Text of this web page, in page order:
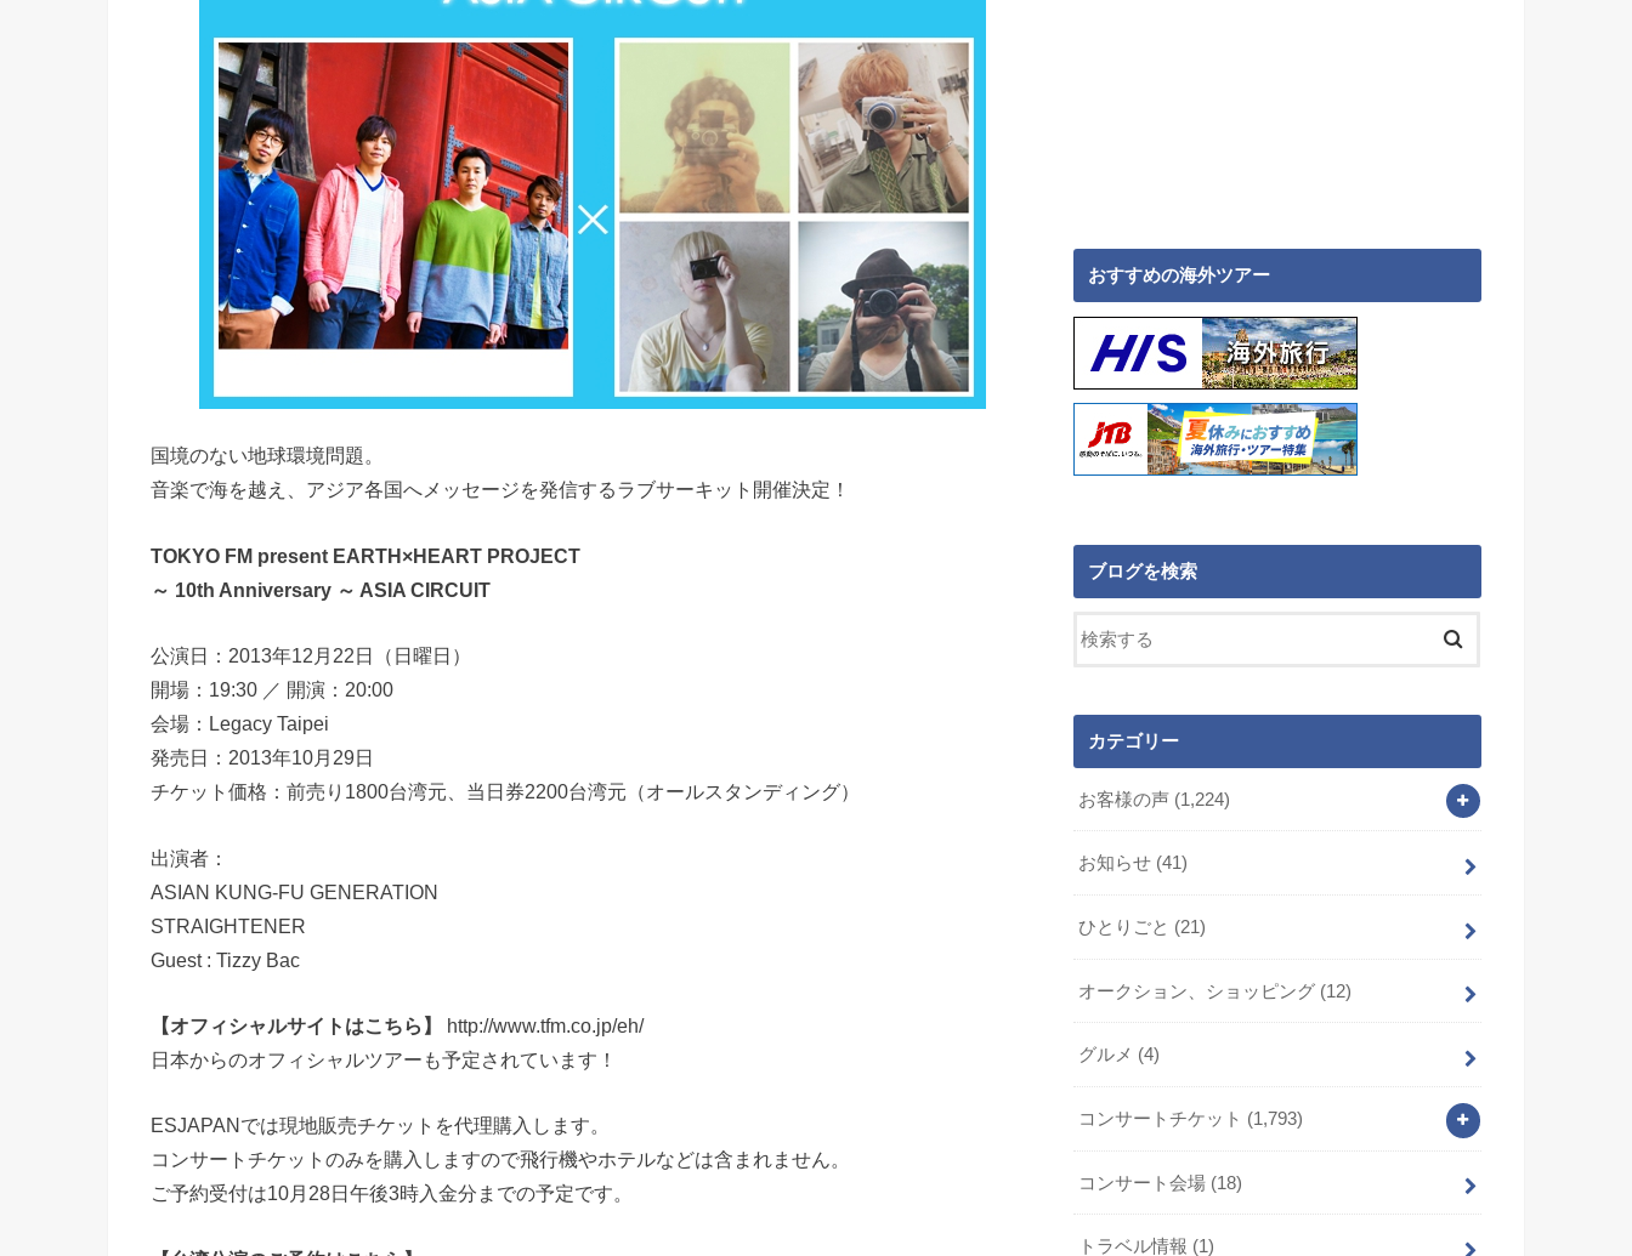
国境のない地球環境問題。
音楽で海を越え、アジア各国へメッセージを発信するラブサーキット開催決定！
TOKYO FM present EARTH×HEART PROJECT
～ 10th Anniversary ～ ASIA CIRCUIT
公演日：2013年12月22日（日曜日）
開場：19:30 ／ 開演：20:00
会場：Legacy Taipei
発売日：2013年10月29日
チケット価格：前売り1800台湾元、当日券2200台湾元（オールスタンディング）
出演者：
ASIAN KUNG-FU GENERATION
STRAIGHTENER
Guest : Tizzy Bac
【オフィシャルサイトはこちら】 http://www.tfm.co.jp/eh/
日本からのオフィシャルツアーも予定されています！
ESJAPANでは現地販売チケットを代理購入します。
コンサートチケットのみを購入しますので飛行機やホテルなどは含まれません。
ご予約受付は10月28日午後3時入金分までの予定です。
おすすめの海外ツアー
ブログを検索
カテゴリー
お客様の声 (1,224)
お知らせ (41)
ひとりごと (21)
オークション、ショッピング (12)
グルメ (4)
コンサートチケット (1,793)
コンサート会場 (18)
トラベル情報 (1)